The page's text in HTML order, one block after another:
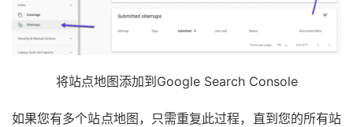
将站点地图添加到Google Search Console
如果您有多个站点地图，只需重复此过程，直到您的所有站